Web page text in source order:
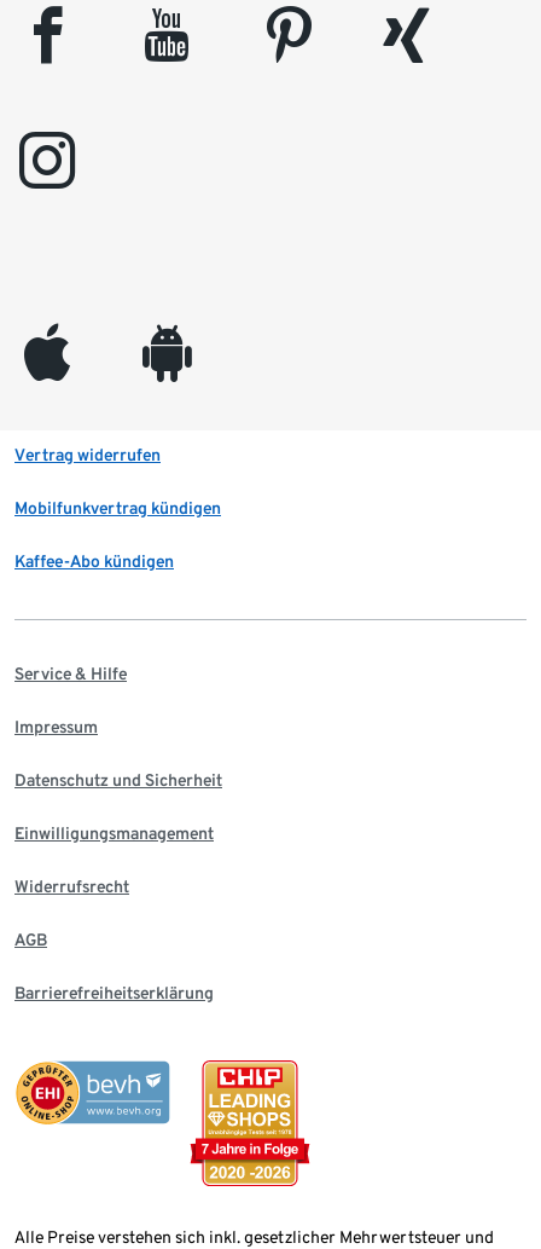
facebook youtube pinterest
xing
instagram
appleinc android
Vertrag widerrufen
Mobilfunkvertrag kündigen
Kaffee-Abo kündigen
Service & Hilfe
Impressum
Datenschutz und Sicherheit
Einwilligungsmanagement
Widerrufsrecht
AGB
Barrierefreiheitserklärung
Alle Preise verstehen sich inkl. gesetzlicher Mehrwertsteuer und